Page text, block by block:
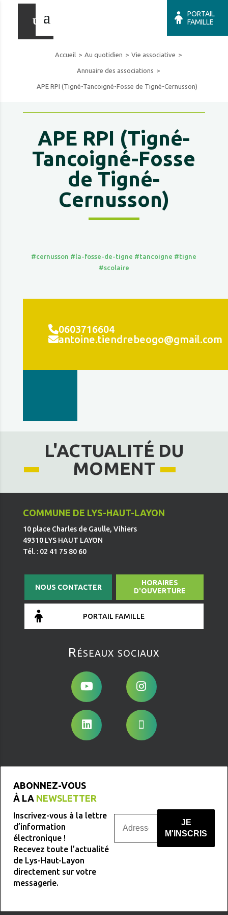
PORTAIL
FAMILLE
Accueil Au quotidien Vie associative
Annuaire des associations
APE RPI (Tigné-Tancoigné-Fosse de Tigné-Cernusson)
APE RPI (Tigné-
Tancoigné-Fosse
de Tigné-
Cernusson)
#cernusson #la-fosse-de-tigne #tancoigne #tigne
#scolaire
0603716604
antoine.tiendrebeogo@gmail.com
L'ACTUALITÉ DU
MOMENT
COMMUNE DE LYS-HAUT-LAYON
10 place Charles de Gaulle, Vihiers
49310 LYS HAUT LAYON
Tél. : 02 41 75 80 60
NOUS CONTACTER
HORAIRES
D'OUVERTURE
PORTAIL FAMILLE
Réseaux sociaux
ABONNEZ-VOUS
À LA NEWSLETTER
Inscrivez-vous à la lettre
d’information
électronique !
Recevez toute l’actualité
de Lys-Haut-Layon
directement sur votre
messagerie.